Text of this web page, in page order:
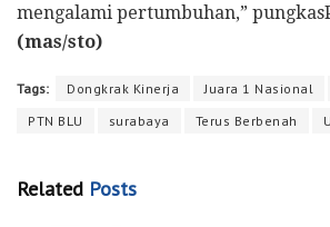
mengalami pertumbuhan,”
(mas/sto)
Tags: Dongkrak Kinerja Juara 1 Nasional
PTN BLU
surabaya Terus Berbenah
Related Posts